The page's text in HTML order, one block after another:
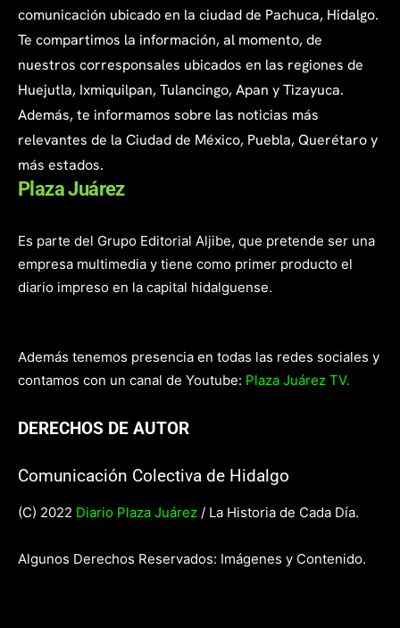
comunicación ubicado en la ciudad de Pachuca, Hidalgo.
Te compartimos la información, al momento, de
nuestros corresponsales ubicados en las regiones de
Huejutla, Ixmiquilpan, Tulancingo, Apan y Tizayuca.
Además, te informamos sobre las noticias más
relevantes de la Ciudad de México, Puebla, Querétaro y
más estados.
Plaza Juárez
Es parte del Grupo Editorial Aljibe, que pretende ser una
empresa multimedia y tiene como primer producto el
diario impreso en la capital hidalguense.
Además tenemos presencia en todas las redes sociales y
contamos con un canal de Youtube: Plaza Juárez TV.
DERECHOS DE AUTOR
Comunicación Colectiva de Hidalgo
(C) 2022 Diario Plaza Juárez / La Historia de Cada Día.
Algunos Derechos Reservados: Imágenes y Contenido.